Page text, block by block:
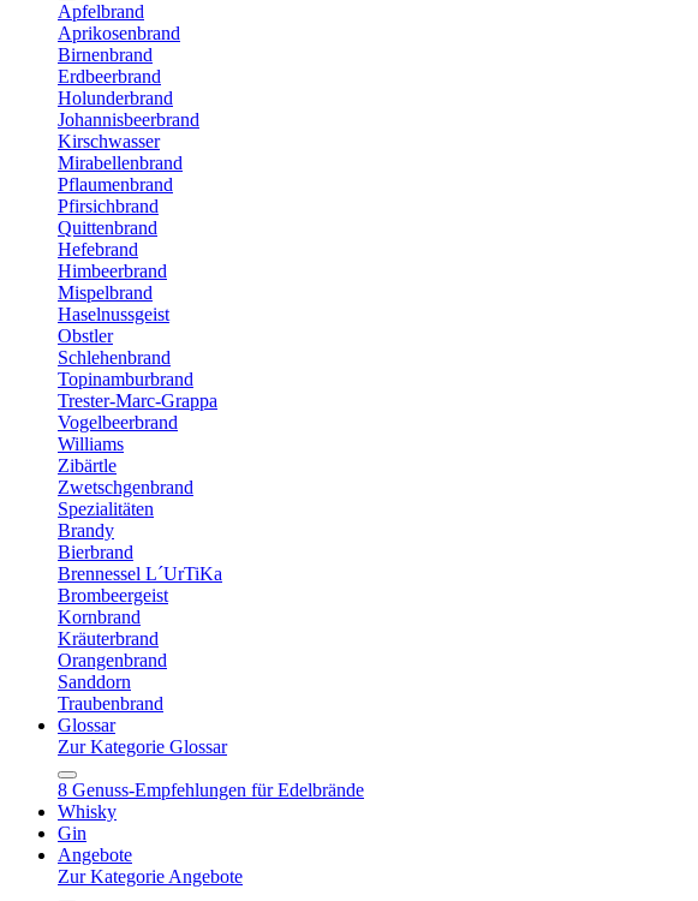
Apfelbrand
Aprikosenbrand
Birnenbrand
Erdbeerbrand
Holunderbrand
Johannisbeerbrand
Kirschwasser
Mirabellenbrand
Pflaumenbrand
Pfirsichbrand
Quittenbrand
Hefebrand
Himbeerbrand
Mispelbrand
Haselnussgeist
Obstler
Schlehenbrand
Topinamburbrand
Trester-Marc-Grappa
Vogelbeerbrand
Williams
Zibärtle
Zwetschgenbrand
Spezialitäten
Brandy
Bierbrand
Brennessel L´UrTiKa
Brombeergeist
Kornbrand
Kräuterbrand
Orangenbrand
Sanddorn
Traubenbrand
Glossar
Zur Kategorie Glossar
8 Genuss-Empfehlungen für Edelbrände
Whisky
Gin
Angebote
Zur Kategorie Angebote